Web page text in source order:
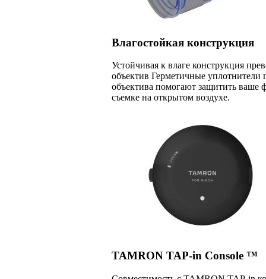
Влагостойкая конструкция
Устойчивая к влаге конструкция
объектив Герметичные уплотнители
объектива помогают защитить ваше
съемке на открытом воздухе.
TAMRON TAP-in Console ™